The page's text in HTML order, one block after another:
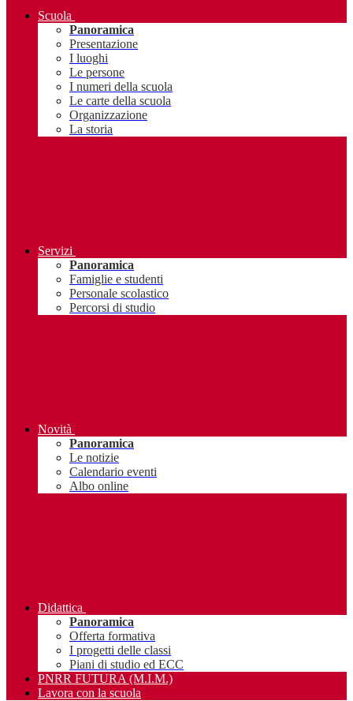
Scuola
Panoramica
Presentazione
I luoghi
Le persone
I numeri della scuola
Le carte della scuola
Organizzazione
La storia
Servizi
Panoramica
Famiglie e studenti
Personale scolastico
Percorsi di studio
Novità
Panoramica
Le notizie
Calendario eventi
Albo online
Didattica
Panoramica
Offerta formativa
I progetti delle classi
Piani di studio ed ECC
PNRR FUTURA (M.I.M.)
Lavora con la scuola